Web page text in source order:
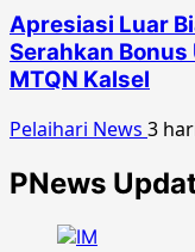
Apresiasi Luar
Serahkan
MTQN Kalsel
Pelaihari News 3
PNews